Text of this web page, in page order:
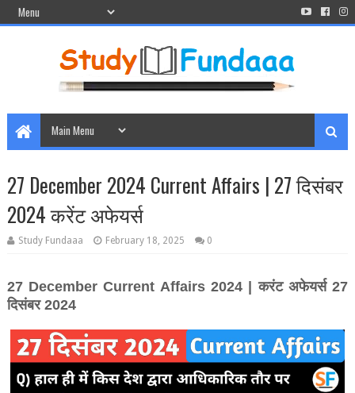
27 December 2024 Current Affairs | 27 दिसंबर
2024 करेंट अफेयर्स
Study Fundaaa February 18, 2025 0
27 DecemberCurrent Affairs 2024 |करंट अफेयर्स27
दिसंबर 2024